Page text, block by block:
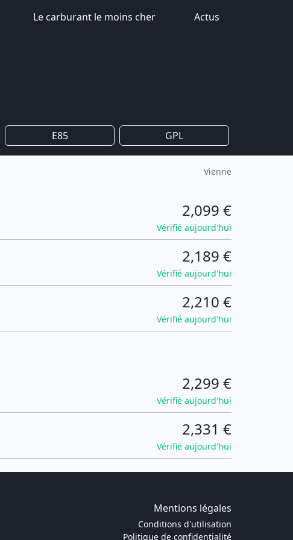
Le carburant le moins cher Actus
E85 GPL
Vienne
2,099 €
Vérifié aujourd'hui
2,189 €
Vérifié aujourd'hui
2,210 €
Vérifié aujourd'hui
2,299 €
Vérifié aujourd'hui
2,331 €
Vérifié aujourd'hui
Mentions légales
Conditions d'utilisation
Politique de confidentialité